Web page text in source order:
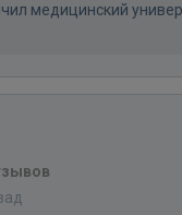
медицинский